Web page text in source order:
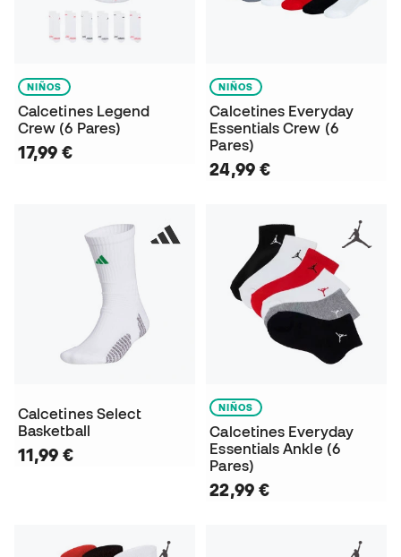
NIÑOS
Calcetines Legend
Crew (6 Pares)
17,99 €
NIÑOS
Calcetines Everyday
Essentials Crew (6
Pares)
24,99 €
Calcetines Select
Basketball
11,99 €
NIÑOS
Calcetines Everyday
Essentials Ankle (6
Pares)
22,99 €